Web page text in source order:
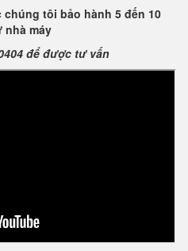
tôi bảo hành 5 đến 10
nhà máy
để được tư vấn